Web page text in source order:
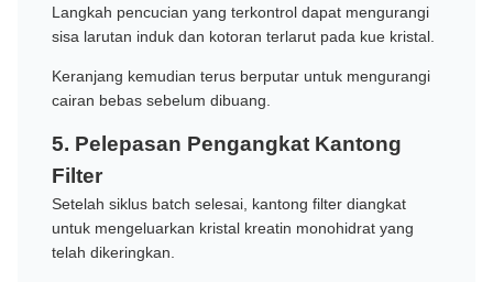
Langkah pencucian yang terkontrol dapat mengurangi
sisa larutan induk dan kotoran terlarut pada kue kristal.
Keranjang kemudian terus berputar untuk mengurangi
cairan bebas sebelum dibuang.
5. Pelepasan Pengangkat Kantong
Filter
Setelah siklus batch selesai, kantong filter diangkat
untuk mengeluarkan kristal kreatin monohidrat yang
telah dikeringkan.